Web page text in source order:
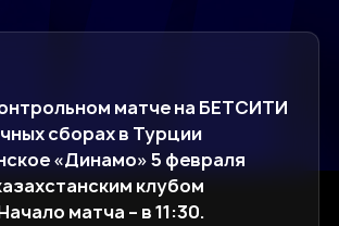
матче на БЕТСИТИ
сборах в Турции
«Динамо» 5 февраля
клубом
матча – в 11:30.